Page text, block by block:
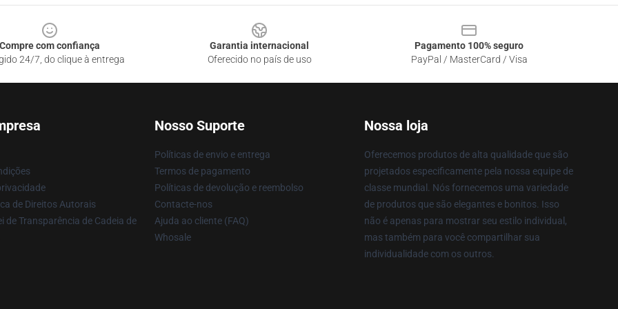
Compre com confiança
24/7, do clique à entrega
Garantia internacional
Oferecido no país de uso
Pagamento 100% seguro
PayPal / MasterCard / Visa
de Direitos Autorais
de Transparência de Cadeia de
Nosso Suporte
Políticas de envio e entrega
Termos de pagamento
Políticas de devolução e reembolso
Contacte-nos
Ajuda ao cliente (FAQ)
Whosale
Nossa loja
Oferecemos produtos de alta qualidade que são
projetados especificamente pela nossa equipe de
classe mundial. Nós fornecemos uma variedade
de produtos que são elegantes e bonitos. Isso
não é apenas para mostrar seu estilo individual,
mas também para você compartilhar sua
individualidade com os outros.